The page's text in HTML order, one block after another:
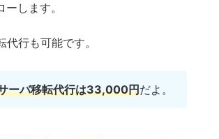
します。
行も可能です。
ーバ移転代行は33,000円だよ。